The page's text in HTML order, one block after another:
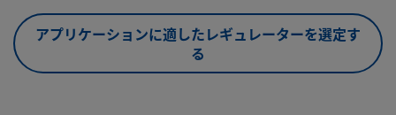
アプリケーションに適したレギュレーターを選定す
る